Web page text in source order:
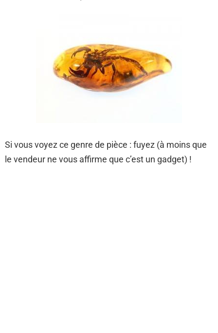
Si vous voyez ce genre de pièce : fuyez (à moins que
le vendeur ne vous affirme que c’est un gadget) !